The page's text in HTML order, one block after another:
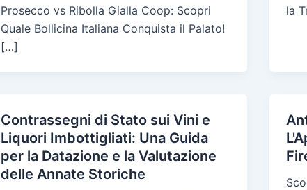
Prosecco vs Ribolla Gialla Coop: Scopri
Quale Bollicina Italiana Conquista il Palato!
[…]
la
Contrassegni di Stato sui Vini e
Liquori Imbottigliati: Una Guida
per la Datazione e la Valutazione
delle Annate Storiche